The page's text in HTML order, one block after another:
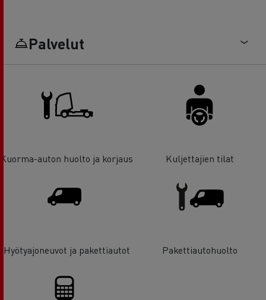
Palvelut
Kuorma-auton huolto ja korjaus Kuljettajien tilat
Hyötyajoneuvot ja pakettiautot Pakettiautohuolto